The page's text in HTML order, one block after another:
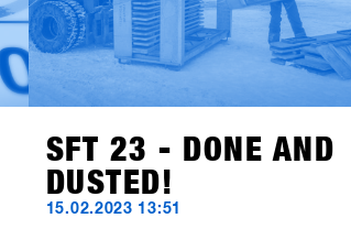
indoor area measuring 1548 square
meters have as well outperformed all
"Pre-Corona" figures. The SFT is back,
bigger, better and stronger than ever
before, now known as "Clearly the
biggest snowboard-business get
SFT 23 - DONE AND
DUSTED!
15.02.2023 13:51